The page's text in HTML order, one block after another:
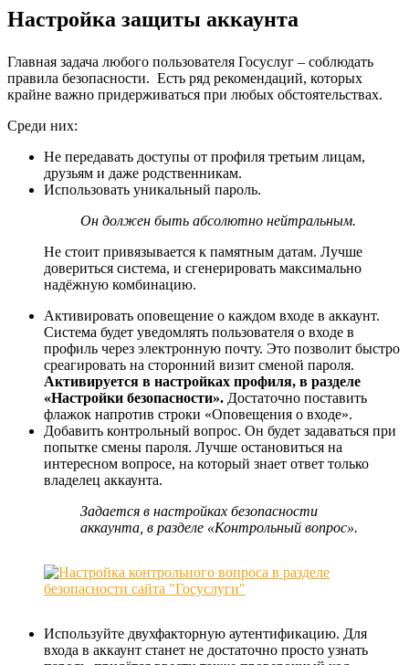
Настройка защиты аккаунта
Главная задача любого пользователя Госуслуг – соблюдать
правила безопасности. Есть ряд рекомендаций, которых
крайне важно придерживаться при любых обстоятельствах.
Среди них:
Не передавать доступы от профиля третьим лицам,
друзьям и даже родственникам.
Использовать уникальный пароль.
Он должен быть абсолютно нейтральным.
Не стоит привязывается к памятным датам. Лучше
довериться система, и сгенерировать максимально
надёжную комбинацию.
Активировать оповещение о каждом входе в аккаунт.
Система будет уведомлять пользователя о входе в
профиль через электронную почту. Это позволит быстро
среагировать на сторонний визит сменой пароля.
Активируется в настройках профиля, в разделе
«Настройки безопасности». Достаточно поставить
флажок напротив строки «Оповещения о входе».
Добавить контрольный вопрос. Он будет задаваться при
попытке смены пароля. Лучше остановиться на
интересном вопросе, на который знает ответ только
владелец аккаунта.
Задается в настройках безопасности
аккаунта, в разделе «Контрольный вопрос».
Используйте двухфакторную аутентификацию. Для
входа в аккаунт станет не достаточно просто узнать